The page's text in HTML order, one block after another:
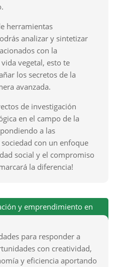
herramientas
analizar y sintetizar
con la
vegetal, esto te
los secretos de la
avanzada.
de investigación
en el campo de la
a las
con un enfoque
social y el compromiso
la diferencia!
y emprendimiento en
para responder a
con creatividad,
y eficiencia aportando